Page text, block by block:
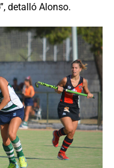
detalló Alonso.